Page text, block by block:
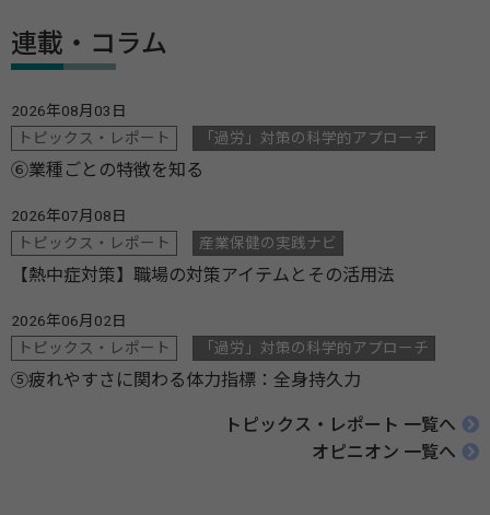
連載・コラム
2026年08月03日
トピックス・レポート
「過労」対策の科学的アプローチ
⑥業種ごとの特徴を知る
2026年07月08日
トピックス・レポート
産業保健の実践ナビ
【熱中症対策】職場の対策アイテムとその活用法
2026年06月02日
トピックス・レポート
「過労」対策の科学的アプローチ
⑤疲れやすさに関わる体力指標：全身持久力
トピックス・レポート 一覧へ
オピニオン 一覧へ